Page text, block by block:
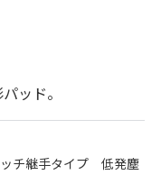
ッド。
チ継手タイプ 低発塵